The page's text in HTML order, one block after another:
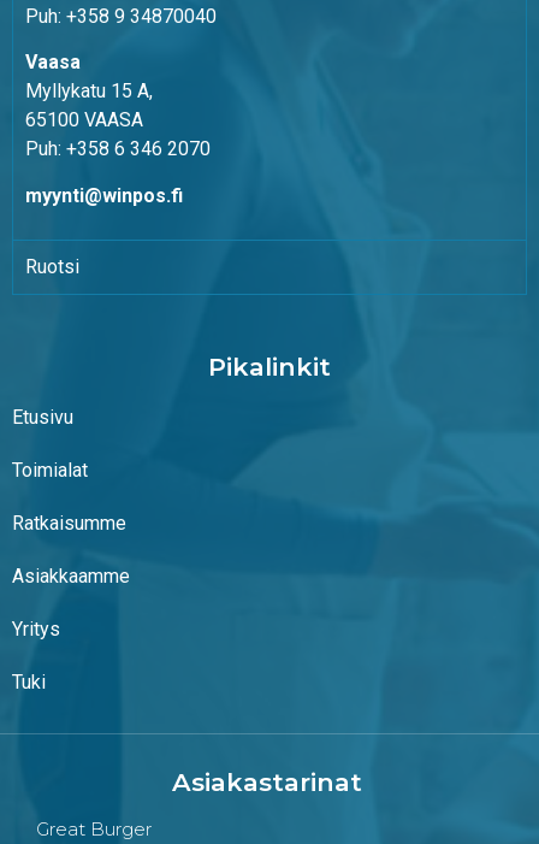
Puh: +358 9 34870040
Vaasa
Myllykatu 15 A,
65100 VAASA
Puh: +358 6 346 2070
myynti@winpos.fi
Ruotsi
Pikalinkit
Etusivu
Toimialat
Ratkaisumme
Asiakkaamme
Yritys
Tuki
Asiakastarinat
Great Burger